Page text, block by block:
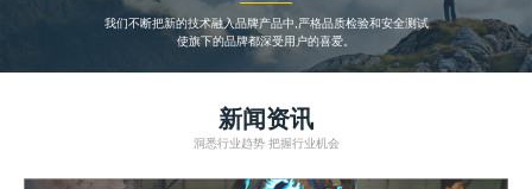
我们不断把新的技术融入品牌产品中,严格品质检验和安全测试
使旗下的品牌都深受用户的喜爱。
新闻资讯
洞悉行业趋势 把握行业机会